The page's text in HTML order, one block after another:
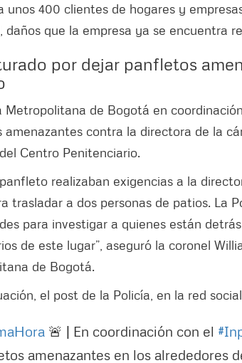
unos 400 clientes de hogares y
daños que la empresa ya se encuentra
por dejar panfletos
Metropolitana de Bogotá en
amenazantes contra la directora de la
Centro Penitenciario.
realizaban exigencias a la
trasladar a dos personas de patios. La
para investigar a quienes están
de este lugar”, aseguró la coronel
de Bogotá.
el post de la Policía, en la red
🚨 | En coordinación con el
amenazantes en los alrededores